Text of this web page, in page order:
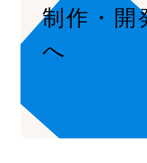
制作・開
へ